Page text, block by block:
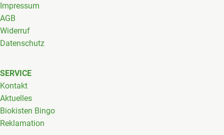
Impressum
AGB
Widerruf
Datenschutz
SERVICE
Kontakt
Aktuelles
Biokisten Bingo
Reklamation